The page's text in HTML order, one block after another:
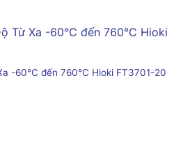
-60°C đến 760°C Hioki FT3701-20